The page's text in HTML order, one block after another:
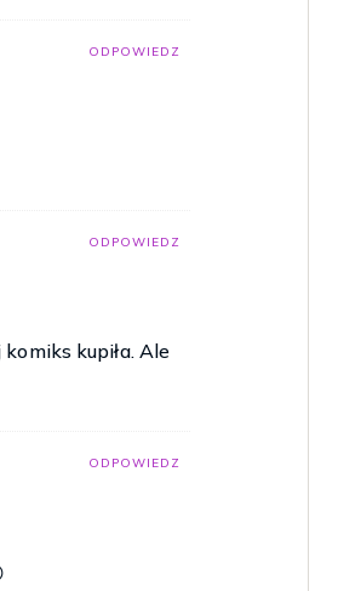
ODPOWIEDZ
ODPOWIEDZ
kupiła. Ale
ODPOWIEDZ